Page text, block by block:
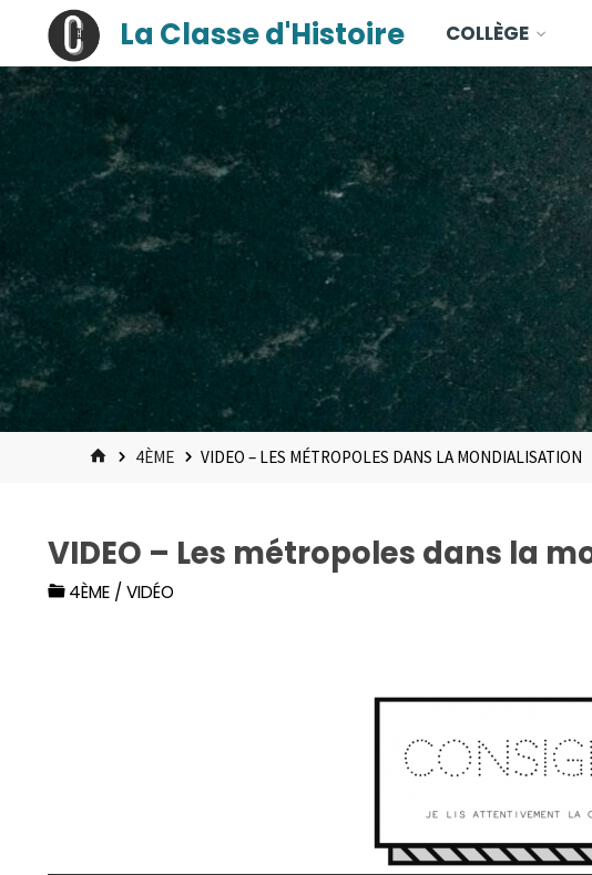
content
principal
La Classe d'Histoire COLLÈGE
HOME4ÈME VIDEO – LES MÉTROPOLES DANS LA MONDIALISATION
VIDEO – Les métropoles dans la
4ÈME / VIDÉO